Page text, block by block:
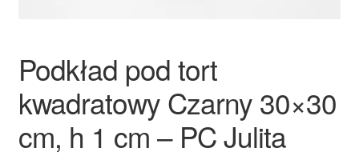
Podkład pod tort
kwadratowy Czarny 30×30
cm, h 1 cm – PC Julita